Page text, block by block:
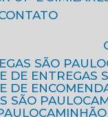
CONTATO
SÃO PAULO
DE ENTREGAS
DE
SÃO PAULO